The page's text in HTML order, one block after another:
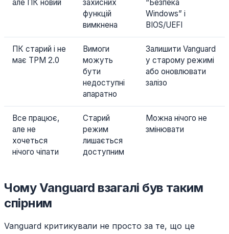
але ПК новий
захисних
функцій
вимкнена
“Безпека
Windows” і
BIOS/UEFI
ПК старий і не
має TPM 2.0
Вимоги
можуть
бути
недоступні
апаратно
Залишити Vanguard
у старому режимі
або оновлювати
залізо
Все працює,
але не
хочеться
нічого чіпати
Старий
режим
лишається
доступним
Можна нічого не
змінювати
Чому Vanguard взагалі був таким
спірним
Vanguard критикували не просто за те, що це